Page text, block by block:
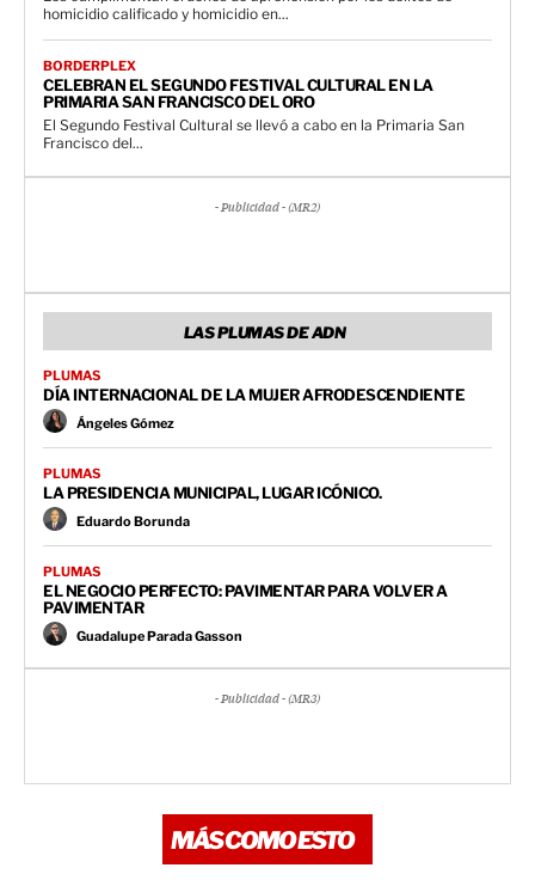
homicidio calificado y homicidio en...
BORDERPLEX
CELEBRAN EL SEGUNDO FESTIVAL CULTURAL EN LA
PRIMARIA SAN FRANCISCO DEL ORO
El Segundo Festival Cultural se llevó a cabo en la Primaria San
Francisco del...
- Publicidad - (MR2)
LAS PLUMAS DE ADN
PLUMAS
DÍA INTERNACIONAL DE LA MUJER AFRODESCENDIENTE
Ángeles Gómez
PLUMAS
LA PRESIDENCIA MUNICIPAL, LUGAR ICÓNICO.
Eduardo Borunda
PLUMAS
EL NEGOCIO PERFECTO: PAVIMENTAR PARA VOLVER A
PAVIMENTAR
Guadalupe Parada Gasson
- Publicidad - (MR3)
MÁS COMO ESTO